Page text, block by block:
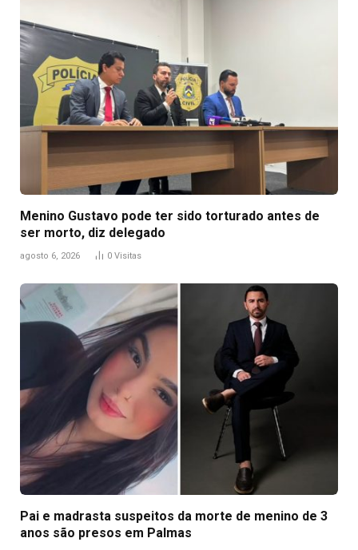
Menino Gustavo pode ter sido torturado antes de
ser morto, diz delegado
agosto 6, 2026 0 Visitas
Pai e madrasta suspeitos da morte de menino de 3
anos são presos em Palmas